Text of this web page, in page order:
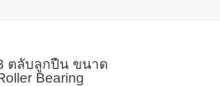
ตลับลูกปืน ขนาด
Bearing